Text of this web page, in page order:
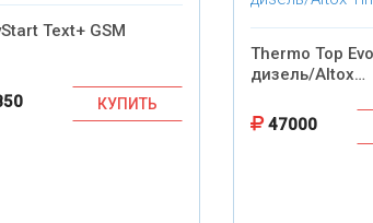
Text+ GSM
КУПИТЬ
Thermo Top
дизель/Altox…
47000